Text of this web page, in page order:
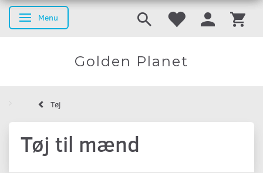
Skifte navigation
Menu
Golden Planet
Tøj
Tøj til mænd